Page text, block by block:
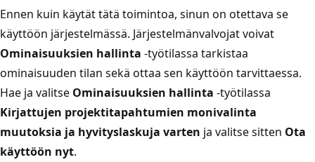
Ennen kuin käytät tätä toimintoa, sinun on otettava se
käyttöön järjestelmässä. Järjestelmänvalvojat voivat
Ominaisuuksien hallinta ‑työtilassa tarkistaa
ominaisuuden tilan sekä ottaa sen käyttöön tarvittaessa.
Hae ja valitse Ominaisuuksien hallinta -työtilassa
Kirjattujen projektitapahtumien monivalinta
muutoksia ja hyvityslaskuja varten ja valitse sitten Ota
käyttöön nyt.